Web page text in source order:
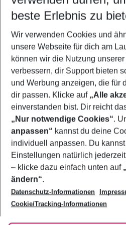
5-8
2 Erwachsene Keine Kinder
Mehr Filter
Footer
Footer navigation
Über uns
AGB
Bestpreisgarantie
Cookie-Einstellungen ändern
Cookie-Richtlinie
Agenturbetreuung
Barrierefreies Reisen
Folge uns
beste Erlebnis zu
Wir verwenden Cookies und
unsere Webseite für dich am
können wir die Nutzung
verbessern, dir Support bieten
und Werbung anzeigen, die für
dir passen. Klicke auf „Alle
einverstanden bist. Dir reicht
„Nur notwendige Cookies“.
anpassen“ kannst du deine
individuell anpassen. Du
Einstellungen natürlich
– klicke dazu einfach unten auf
ändern“.
Datenschutz-Informationen
Cookie/Tracking-Informationen